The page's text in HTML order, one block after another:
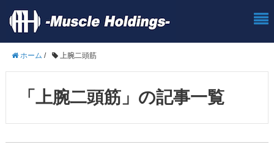
ホーム / 上腕二頭筋
「上腕二頭筋」の記事一覧